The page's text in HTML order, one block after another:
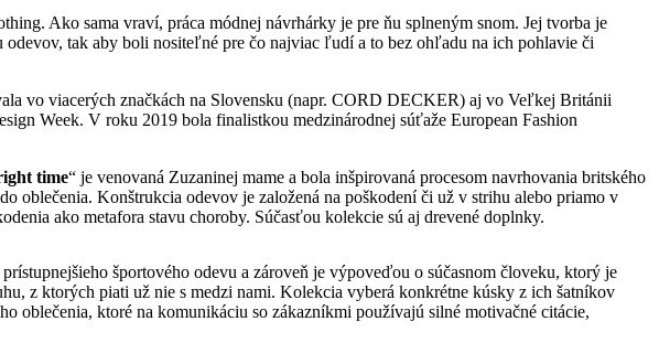
Ako sama vraví, práca módnej návrhárky je pre ňu splneným snom. Jej tvorba je
tak aby boli nositeľné pre čo najviac ľudí a to bez ohľadu na ich pohlavie či
vo viacerých značkách na Slovensku (napr. CORD DECKER) aj vo Veľkej Británii
Week. V roku 2019 bola finalistkou medzinárodnej súťaže European Fashion
time“ je venovaná Zuzaninej mame a bola inšpirovaná procesom navrhovania britského
oblečenia. Konštrukcia odevov je založená na poškodení či už v strihu alebo priamo v
ako metafora stavu choroby. Súčasťou kolekcie sú aj drevené doplnky.
športového odevu a zároveň je výpoveďou o súčasnom človeku, ktorý je
z ktorých piati už nie s medzi nami. Kolekcia vyberá konkrétne kúsky z ich šatníkov
oblečenia, ktoré na komunikáciu so zákazníkmi používajú silné motivačné citácie,